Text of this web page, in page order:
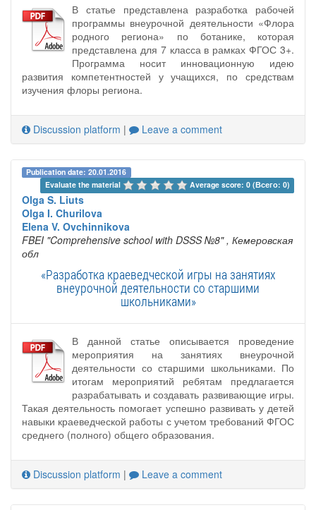
В статье представлена разработка рабочей
программы внеурочной деятельности «Флора
родного региона» по ботанике, которая
представлена для 7 класса в рамках ФГОС 3+.
Программа носит инновационную идею
развития компетентностей у учащихся, по средствам
изучения флоры региона.
Discussion platform | Leave a comment
Publication date: 20.01.2016
Evaluate the material
Average score: 0 (Всего: 0)
Olga S. Liuts
Olga I. Churilova
Elena V. Ovchinnikova
FBEI "Comprehensive school with DSSS №8" , Кемеровская
обл
«Разработка краеведческой игры на занятиях
внеурочной деятельности со старшими
школьниками»
В данной статье описывается проведение
мероприятия на занятиях внеурочной
деятельности со старшими школьниками. По
итогам мероприятий ребятам предлагается
разрабатывать и создавать развивающие игры.
Такая деятельность помогает успешно развивать у детей
навыки краеведческой работы с учетом требований ФГОС
среднего (полного) общего образования.
Discussion platform | Leave a comment